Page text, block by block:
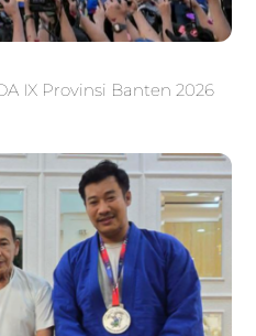
IX Provinsi Banten 2026